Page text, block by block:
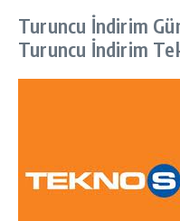
Turuncu İndirim
Turuncu İndirim